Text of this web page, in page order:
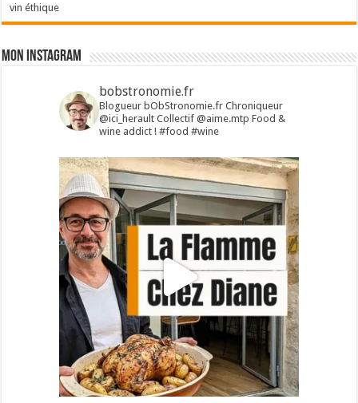
vin éthique
Mon Instagram
bobstronomie.fr
Blogueur bObStronomie.fr Chroniqueur
@ici_heraultCollectif @aime.mtp Food &
wine addict !#food #wine